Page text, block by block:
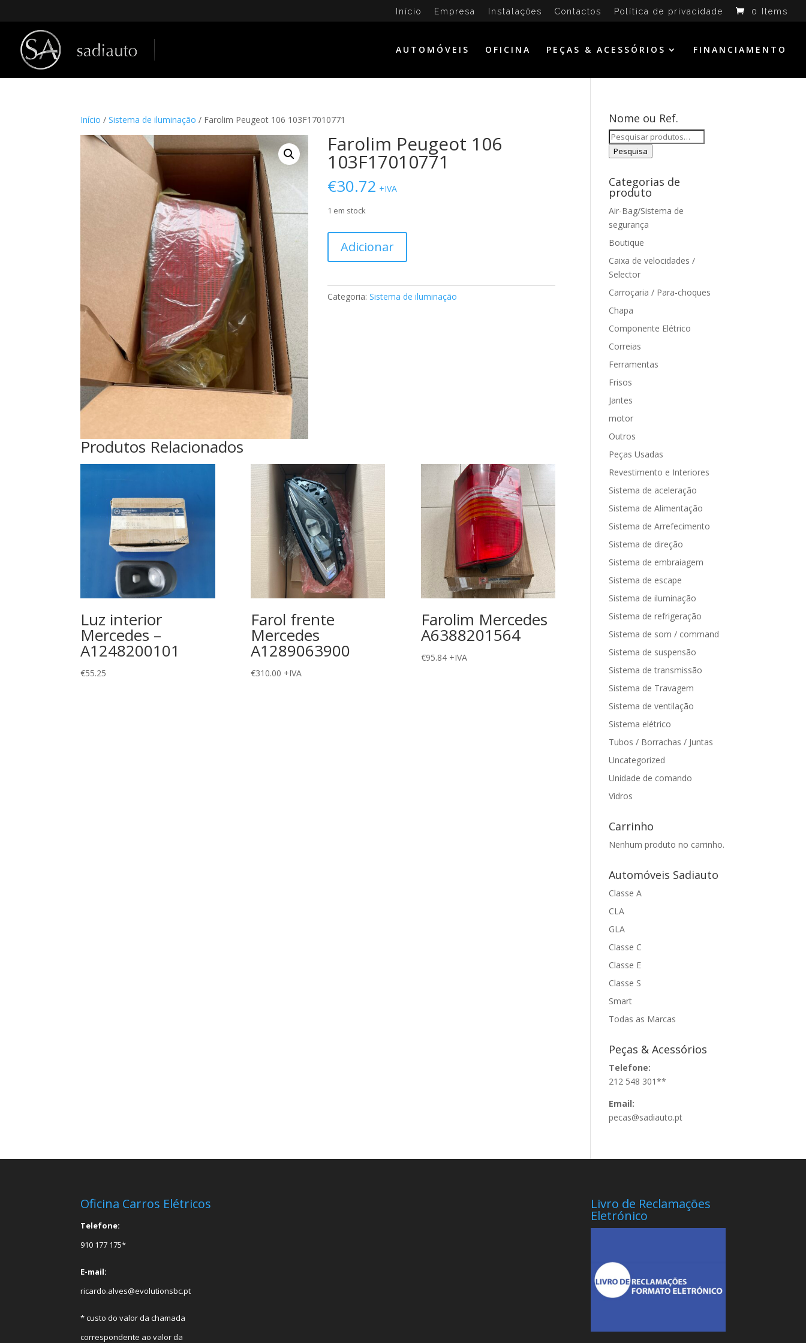
Início Empresa Instalações Contactos Política de privacidade 0 Items
AUTOMÓVEIS OFICINA PEÇAS & ACESSÓRIOS FINANCIAMENTO
Início /Sistema de iluminação / Farolim Peugeot 106 103F17010771
Farolim Peugeot 106
103F17010771
€30.72 +IVA
1 em stock
Farolim
106
Adicionar
Categoria:Sistema de iluminação
Produtos Relacionados
Luz interior
Mercedes –
A1248200101
€55.25
Farol frente
Mercedes
A1289063900
€310.00 +IVA
Farolim Mercedes
A6388201564
€95.84 +IVA
Nome ou Ref.
Pesquisar
por:
Pesquisa
Categorias de
produto
Air-Bag/Sistema de
segurança
Boutique
Caixa de velocidades /
Selector
Carroçaria / Para-choques
Chapa
Componente Elétrico
Correias
Ferramentas
Frisos
Jantes
motor
Outros
Peças Usadas
Revestimento e Interiores
Sistema de aceleração
Sistema de Alimentação
Sistema de Arrefecimento
Sistema de direção
Sistema de embraiagem
Sistema de escape
Sistema de iluminação
Sistema de refrigeração
Sistema de som / command
Sistema de suspensão
Sistema de transmissão
Sistema de Travagem
Sistema de ventilação
Sistema elétrico
Tubos / Borrachas / Juntas
Uncategorized
Unidade de comando
Vidros
Carrinho
Nenhum produto no carrinho.
Automóveis Sadiauto
Classe A
CLA
GLA
Classe C
Classe E
Classe S
Smart
Todas as Marcas
Peças & Acessórios
Telefone:
212 548 301**
Email:
pecas@sadiauto.pt
Oficina Carros Elétricos
Telefone:
910 177 175*
E-mail:
ricardo.alves@evolutionsbc.pt
* custo do valor da chamada
correspondente ao valor da
Livro de Reclamações
Eletrónico